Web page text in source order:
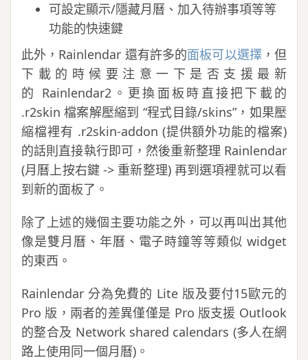
可設定顯示/隱藏月曆、加入待辦事項等等
功能的快速鍵
此外，Rainlendar 還有許多的面板可以選擇，但
下載的時候要注意一下是否支援最新
的 Rainlendar2。更換面板時直接把下載的
.r2skin 檔案解壓縮到 “程式目錄/skins”，如果壓
縮檔裡有 .r2skin-addon (提供額外功能的檔案)
的話則直接執行即可，然後重新整理 Rainlendar
(月曆上按右鍵 -> 重新整理) 再到選項裡就可以看
到新的面板了。
除了上述的幾個主要功能之外，可以再叫出其他
像是雙月曆、年曆、電子時鐘等等類似 widget
的東西。
Rainlendar 分為免費的 Lite 版及要付15歐元的
Pro 版，兩者的差異僅僅是 Pro 版支援 Outlook
的整合及 Network shared calendars (多人在網
路上使用同一個月曆)。